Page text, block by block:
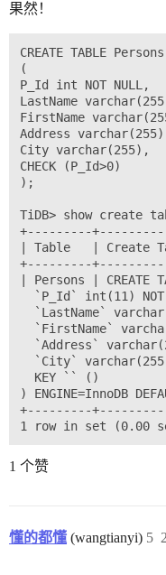
果然！
CREATE TABLE Persons
(
P_Id int NOT NULL,
LastName
FirstName
Address
City varchar(255),
CHECK (P_Id>0)
);
TiDB> show create
+---------
| Table   |
+---------
| Persons | CREATE
`P_Id` int(11) NOT
`LastName`
`FirstName`
`Address`
`City`
  KEY `` ()
) ENGINE=InnoDB
+---------
1 个赞
懂的都懂 (wangtianyi) 5